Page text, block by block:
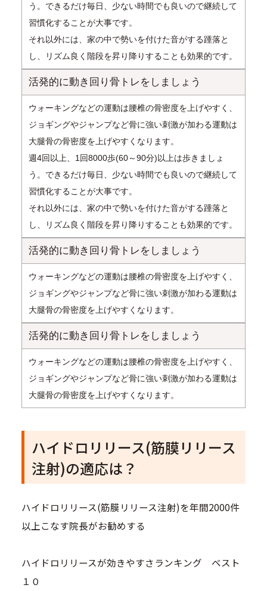
う。できるだけ毎日、少ない時間でも良いので継続して
習慣化することが大事です。
それ以外には、家の中で勢いを付けた音がする踵落と
し、リズム良く階段を昇り降りすることも効果的です。
活発的に動き回り骨トレをしましょう
ウォーキングなどの運動は腰椎の骨密度を上げやすく、
ジョギングやジャンプなど骨に強い刺激が加わる運動は
大腿骨の骨密度を上げやすくなります。
週4回以上、1回8000歩(60～90分)以上は歩きましょ
う。できるだけ毎日、少ない時間でも良いので継続して
習慣化することが大事です。
それ以外には、家の中で勢いを付けた音がする踵落と
し、リズム良く階段を昇り降りすることも効果的です。
活発的に動き回り骨トレをしましょう
ウォーキングなどの運動は腰椎の骨密度を上げやすく、
ジョギングやジャンプなど骨に強い刺激が加わる運動は
大腿骨の骨密度を上げやすくなります。
活発的に動き回り骨トレをしましょう
ウォーキングなどの運動は腰椎の骨密度を上げやすく、
ジョギングやジャンプなど骨に強い刺激が加わる運動は
大腿骨の骨密度を上げやすくなります。
ハイドロリリース(筋膜リリース
注射)の適応は？
ハイドロリリース(筋膜リリース注射)を年間2000件
以上こなす院長がお勧めする
ハイドロリリースが効きやすさランキング ベスト
１０